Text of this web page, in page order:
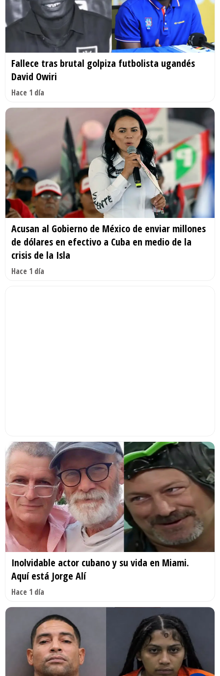
Fallece tras brutal golpiza futbolista ugandés
David Owiri
Hace 1 día
Acusan al Gobierno de México de enviar millones
de dólares en efectivo a Cuba en medio de la
crisis de la Isla
Hace 1 día
Inolvidable actor cubano y su vida en Miami.
Aquí está Jorge Alí
Hace 1 día